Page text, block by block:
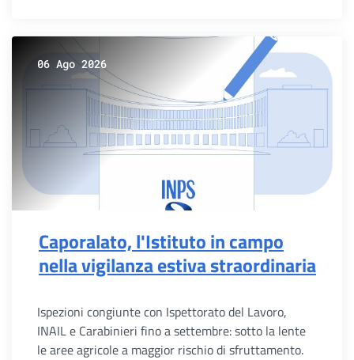
06 Ago 2026
Caporalato, l'Istituto in campo
nella vigilanza estiva straordinaria
Ispezioni congiunte con Ispettorato del Lavoro,
INAIL e Carabinieri fino a settembre: sotto la lente
le aree agricole a maggior rischio di sfruttamento.